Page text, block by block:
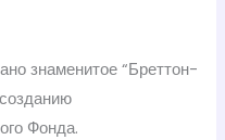
знаменитое “Бреттон-
Фонда.